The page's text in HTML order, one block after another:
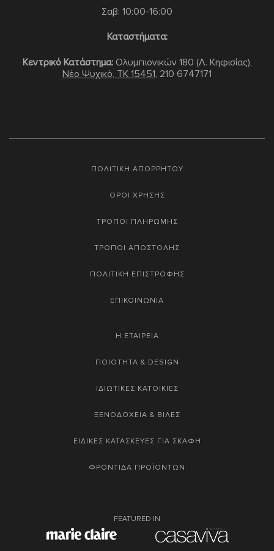
Σαβ: 10:00-16:00
Καταστήματα:
Κεντρικό Κατάστημα:Ολυμπιονικών 180 (Λ. Κηφισίας),
Νέο Ψυχικό, TK 15451, 210 6747171
ΠΟΛΙΤΙΚΗ ΑΠΟΡΡΗΤΟΥ
ΟΡΟΙ ΧΡΗΣΗΣ
ΤΡΟΠΟΙ ΠΛΗΡΩΜΗΣ
ΤΡΟΠΟΙ ΑΠΟΣΤΟΛΗΣ
ΠΟΛΙΤΙΚΗ ΕΠΙΣΤΡΟΦΗΣ
ΕΠΙΚΟΙΝΩΝΙΑ
Η ΕΤΑΙΡΕΙΑ
ΠΟΙΟΤΗΤΑ & DESIGN
ΙΔΙΩΤΙΚΕΣ ΚΑΤΟΙΚΙΕΣ
ΞΕΝΟΔΟΧΕΙΑ & ΒΙΛΕΣ
ΕΙΔΙΚΕΣ ΚΑΤΑΣΚΕΥΕΣ ΓΙΑ ΣΚΑΦΗ
ΦΡΟΝΤΙΔΑ ΠΡΟΪΟΝΤΩΝ
FEATURED IN